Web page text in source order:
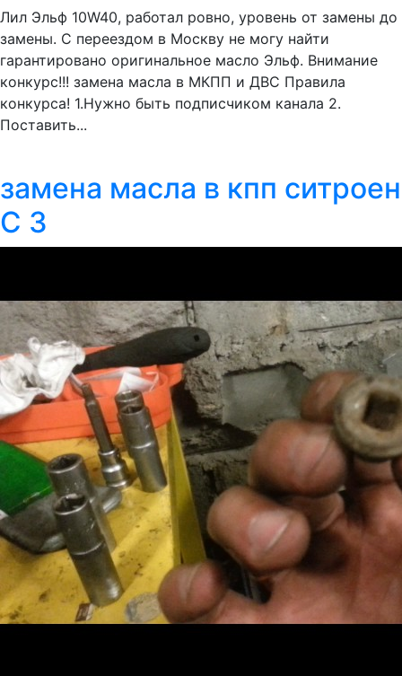
Лил Эльф 10W40, работал ровно, уровень от замены до
замены. С переездом в Москву не могу найти
гарантировано оригинальное масло Эльф. Внимание
конкурс!!! замена масла в МКПП и ДВС Правила
конкурса! 1.Нужно быть подписчиком канала 2.
Поставить...
замена масла в кпп ситроен
С 3